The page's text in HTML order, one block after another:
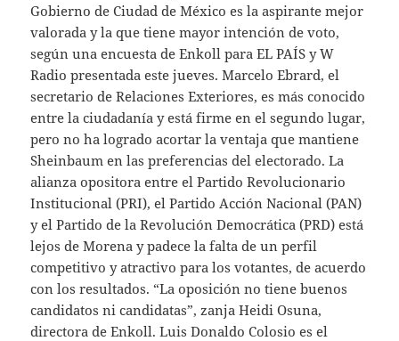
Gobierno de Ciudad de México es la aspirante mejor
valorada y la que tiene mayor intención de voto,
según una encuesta de Enkoll para EL PAÍS y W
Radio presentada este jueves. Marcelo Ebrard, el
secretario de Relaciones Exteriores, es más conocido
entre la ciudadanía y está firme en el segundo lugar,
pero no ha logrado acortar la ventaja que mantiene
Sheinbaum en las preferencias del electorado. La
alianza opositora entre el Partido Revolucionario
Institucional (PRI), el Partido Acción Nacional (PAN)
y el Partido de la Revolución Democrática (PRD) está
lejos de Morena y padece la falta de un perfil
competitivo y atractivo para los votantes, de acuerdo
con los resultados. “La oposición no tiene buenos
candidatos ni candidatas”, zanja Heidi Osuna,
directora de Enkoll. Luis Donaldo Colosio es el